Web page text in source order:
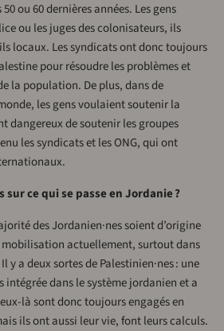
ou 60 dernières années. Les gens
ou les juges des colonisateurs, ils
locaux. Les syndicats ont donc toujours
pour résoudre les problèmes et
la population. De plus, dans de
les gens voulaient soutenir la
dangereux de soutenir les groupes
les syndicats et les ONG, qui ont
ce qui se passe en Jordanie ?
des Jordanien·nes soient d’origine
actuellement, surtout dans
y a deux sortes de Palestinien·nes : une
intégrée dans le système jordanien et a
là sont donc toujours engagés en
ils ont aussi leur vie, font leurs calculs.